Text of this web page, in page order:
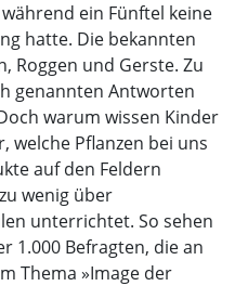
ein Fünftel keine
hatte. Die bekannten
Roggen und Gerste. Zu
genannten Antworten
warum wissen Kinder
welche Pflanzen bei uns
auf den Feldern
wenig über
unterrichtet. So sehen
1.000 Befragten, die an
Thema »Image der